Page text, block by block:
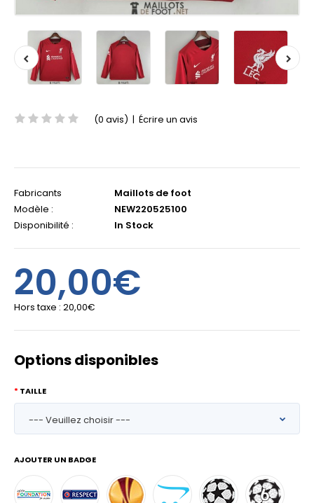
(0 avis) | Écrire un avis
Fabricants
Maillots de foot
Modèle :
NEW220525100
Disponibilité :
In Stock
20,00€
Hors taxe : 20,00€
Options disponibles
TAILLE
AJOUTER UN BADGE